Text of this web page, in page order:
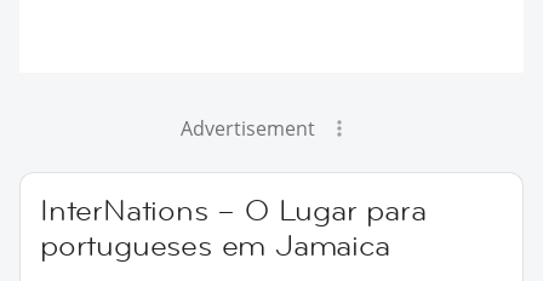
Advertisement
InterNations – O Lugar para
portugueses em Jamaica